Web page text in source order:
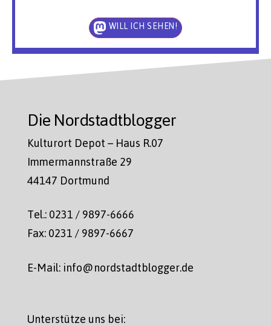
WILL ICH SEHEN!
Die Nordstadtblogger
Kulturort Depot – Haus R.07
Immermannstraße 29
44147 Dortmund
Tel.: 0231 / 9897-6666
Fax: 0231 / 9897-6667
E-Mail: info@nordstadtblogger.de
Unterstütze uns bei: